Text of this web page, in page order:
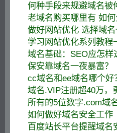
何种手段来规避域名被
老域名购买哪里有 如
做好网站优化 选择域
学习网站优化系列教程
域名基础：SEO应怎样
保安靠域名一夜暴富？
cc域名和ee域名哪个好
域名.VIP注册超40万，
所有的5位数字.com域
如何做好域名安全工作
百度站长平台提醒域名